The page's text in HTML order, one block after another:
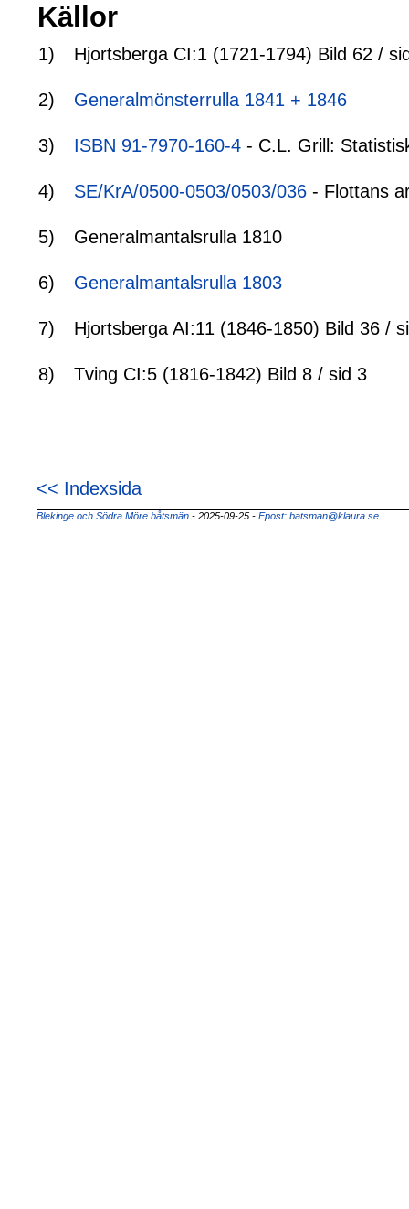
Källor
1) Hjortsberga CI:1 (1721-1794) Bild 62 /
2) Generalmönsterrulla 1841 + 1846
3) ISBN 91-7970-160-4 - C.L. Grill:
4) SE/KrA/0500-0503/0503/036 - Flottans
5) Generalmantalsrulla 1810
6) Generalmantalsrulla 1803
7) Hjortsberga AI:11 (1846-1850) Bild 36 /
8) Tving CI:5 (1816-1842) Bild 8 / sid 3
<< Indexsida
Blekinge och Södra Möre båtsmän - 2025-09-25 - Epost: batsman@klaura.se